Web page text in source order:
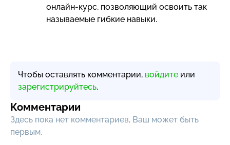
онлайн-курс, позволяющий освоить так
называемые гибкие навыки.
Чтобы оставлять комментарии, войдите или
зарегистрируйтесь.
Комментарии
Здесь пока нет комментариев, Ваш может быть
первым.